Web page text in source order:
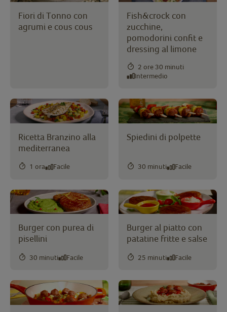
Fiori di Tonno con
agrumi e cous cous
Fish&crock con
zucchine,
pomodorini confit e
dressing al limone
2 ore 30 minuti
Intermedio
Ricetta Branzino alla
mediterranea
1 ora Facile
Spiedini di polpette
30 minuti Facile
Burger con purea di
pisellini
30 minuti Facile
Burger al piatto con
patatine fritte e salse
25 minuti Facile